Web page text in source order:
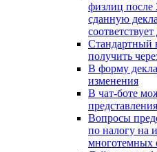
физлиц после
сданную
получить
В форму
изменения
В чат-боте
Вопросы
по налогу на
многотемных